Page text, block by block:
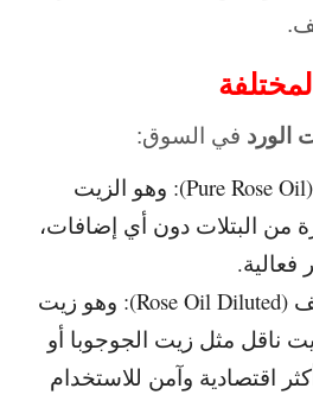
الورد في السوق:
النقي (Pure Rose Oil): وهو الزيت
من البتلات دون أي إضافات،
فعالية.
زيت الورد المخفف (Rose Oil Diluted): وهو زيت
ناقل مثل زيت الجوجوبا أو
اقتصادية وآمن للاستخدام